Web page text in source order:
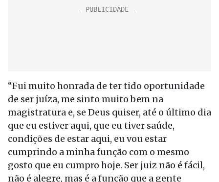
“Fui muito honrada de ter tido oportunidade
de ser juíza, me sinto muito bem na
magistratura e, se Deus quiser, até o último dia
que eu estiver aqui, que eu tiver saúde,
condições de estar aqui, eu vou estar
cumprindo a minha função com o mesmo
gosto que eu cumpro hoje. Ser juiz não é fácil,
não é alegre, mas é a função que a gente